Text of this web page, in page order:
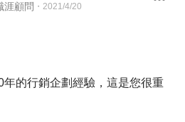
涯顧問 ・ 2021/4/20
的行銷企劃經驗，這是您很重